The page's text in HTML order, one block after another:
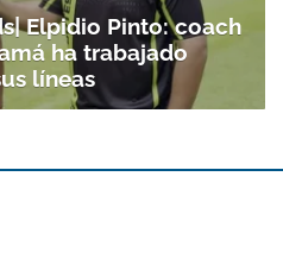
Elpidio Pinto: coach
ha trabajado
líneas